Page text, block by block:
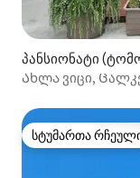
პანსიონატი
Ახლა ვიცი,
სტუმართა
სტუმართა